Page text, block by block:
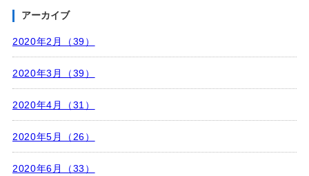
アーカイブ
2020年2月（39）
2020年3月（39）
2020年4月（31）
2020年5月（26）
2020年6月（33）